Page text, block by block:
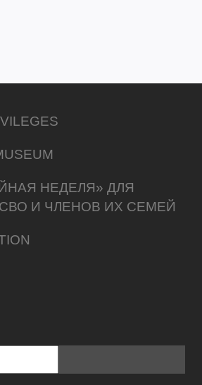
НЕДЕЛЯ» ДЛЯ
И ЧЛЕНОВ ИХ СЕМЕЙ